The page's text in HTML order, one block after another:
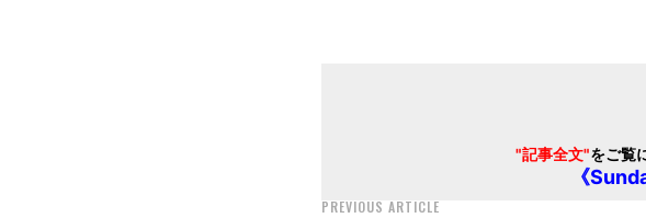
"記事全文"をご覧
《
PREVIOUS ARTICLE